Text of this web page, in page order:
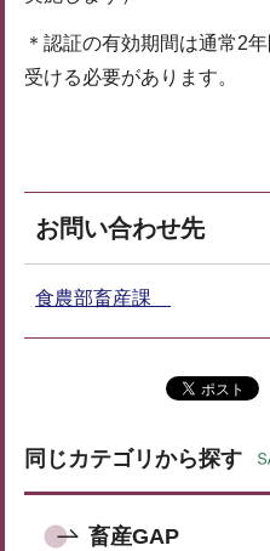
＊認証の有効期間は通常2
受ける必要があります。
お問い合わせ先
食農部畜産課
同じカテゴリから探す
畜産GAP